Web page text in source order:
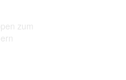
zum